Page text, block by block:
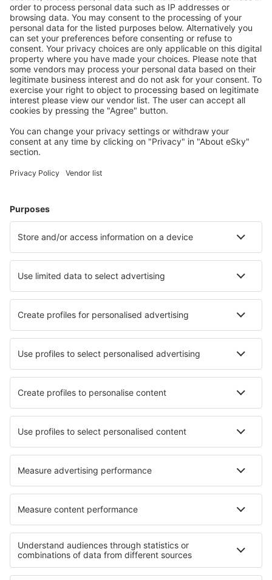
Mehr sparen
Attraktive Preise und Spezialangebote für eingeloggte
Benutzer.
Unterkünfte, die Sie mögen
Wählen Sie aus über 1,3 Millionen Unterkünften: Hotels,
Hütten, Apartments und andere.
Meist gesuchte Hotels von eSky-Nutzern
Hotels in Deutschland - Beliebte Städte
Hotels in Heringsdorf Hotels Westerhever
Hotels in Hamburg Hotels in Hörnum
Hotels in Sankt Andreasberg Hotels in Nieblum
Die besten Hotels - Städte
Hotels in Tapiales Hotels in Maimon Hotels in Ilebo
Hotels in Viking Hotels in Ystrad Mynach
Hotels in Marina di Camerota Hotels in Lafox
Hotels in den Bayerischen Alpen
Hotels in der Fränkischen Schweiz Hotels in Lake Titicaca
Hotels in Tlaxcala